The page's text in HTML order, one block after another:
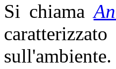
Si chiama